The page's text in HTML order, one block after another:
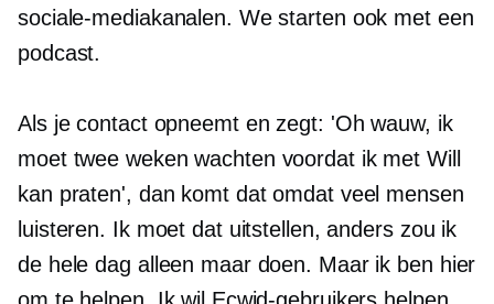
sociale-mediakanalen. We starten ook met een
podcast.
Als je contact opneemt en zegt: 'Oh wauw, ik
moet twee weken wachten voordat ik met Will
kan praten', dan komt dat omdat veel mensen
luisteren. Ik moet dat uitstellen, anders zou ik
de hele dag alleen maar doen. Maar ik ben hier